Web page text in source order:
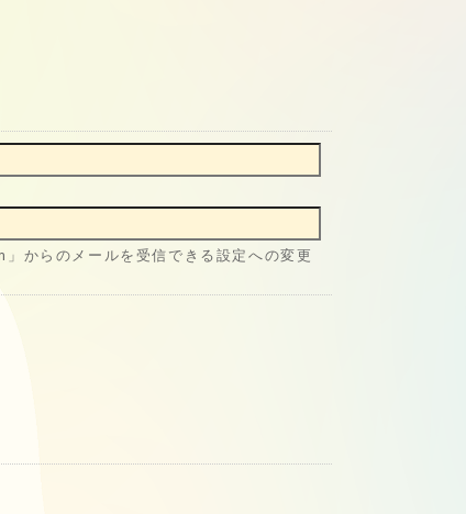
からのメールを受信できる設定への変更